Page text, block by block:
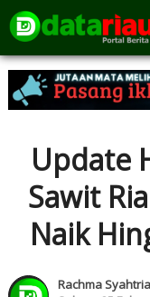
Update
Sawit
Naik
Rachma